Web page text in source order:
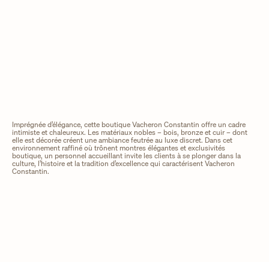
Imprégnée d’élégance, cette boutique Vacheron Constantin offre un cadre
intimiste et chaleureux. Les matériaux nobles – bois, bronze et cuir – dont
elle est décorée créent une ambiance feutrée au luxe discret. Dans cet
environnement raffiné où trônent montres élégantes et exclusivités
boutique, un personnel accueillant invite les clients à se plonger dans la
culture, l’histoire et la tradition d’excellence qui caractérisent Vacheron
Constantin.